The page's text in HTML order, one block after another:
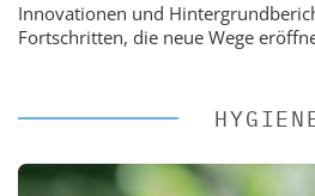
Innovationen und
Fortschritten, die neue Wege